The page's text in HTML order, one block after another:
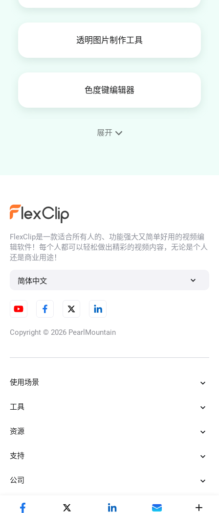
透明图片制作工具
色度键编辑器
PNG图片生成工具
展开
FlexClip是一款适合所有人的、功能强大又简单好用的视频编
辑软件！每个人都可以轻松做出精彩的视频内容，无论是个人
还是商业用途！
简体中文
Copyright © 2026 PearlMountain
使用场景
工具
资源
支持
公司